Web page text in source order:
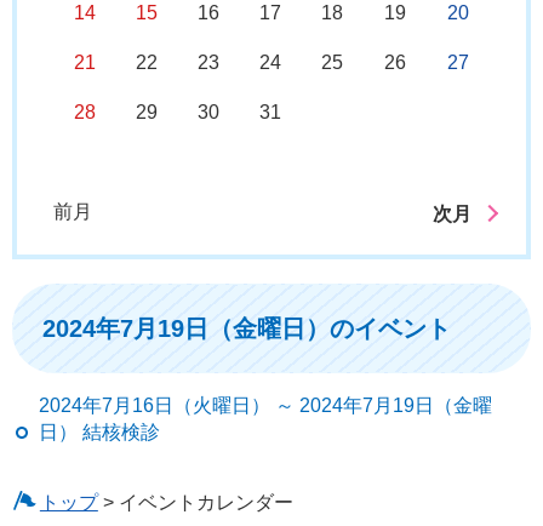
14 15 16 17 18 19 20
21 22 23 24 25 26 27
28 29 30 31
前月 次月
2024年7月19日（金曜日）のイベント
2024年7月16日（火曜日） ～ 2024年7月19日（金曜
日） 結核検診
トップ> イベントカレンダー